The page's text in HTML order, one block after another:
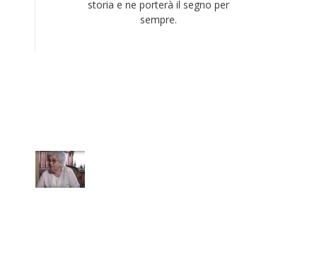
storia e ne porterà il segno per
sempre.